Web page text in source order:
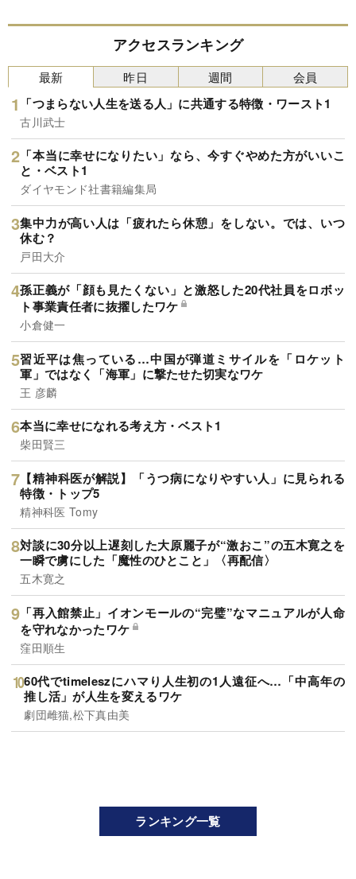
アクセスランキング
最新
「つまらない人生を送る人」に共通する特徴・ワースト1
古川武士
「本当に幸せになりたい」なら、今すぐやめた方がいいこ
と・ベスト1
ダイヤモンド社書籍編集局
集中力が高い人は「疲れたら休憩」をしない。では、いつ
休む？
戸田大介
孫正義が「顔も見たくない」と激怒した20代社員をロボッ
ト事業責任者に抜擢したワケ
小倉健一
習近平は焦っている…中国が弾道ミサイルを「ロケット
軍」ではなく「海軍」に撃たせた切実なワケ
王 彦麟
本当に幸せになれる考え方・ベスト1
柴田賢三
【精神科医が解説】「うつ病になりやすい人」に見られる
特徴・トップ5
精神科医 Tomy
対談に30分以上遅刻した大原麗子が“激おこ”の五木寛之を
一瞬で虜にした「魔性のひとこと」〈再配信〉
五木寛之
「再入館禁止」イオンモールの“完璧”なマニュアルが人命
を守れなかったワケ
窪田順生
60代でtimeleszにハマり人生初の1人遠征へ…「中高年の
推し活」が人生を変えるワケ
劇団雌猫,松下真由美
昨日 週間 会員
ランキング一覧